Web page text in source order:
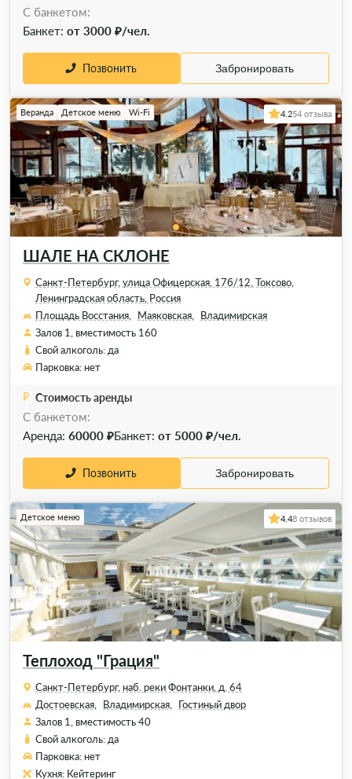
C банкетом:
Банкет: от 3000 ₽/чел.
Позвонить Забронировать
ШАЛЕ НА СКЛОНЕ
Веранда Детское меню Wi-Fi 4.254 отзыва
Санкт-Петербург, улица Офицерская, 17б/12, Токсово,
Ленинградская область, Россия
Площадь Восстания,
Маяковская,
Владимирская
Залов 1, вместимость 160
Свой алкоголь: да
Парковка: нет
Стоимость аренды
C банкетом:
Аренда: 60000 ₽Банкет: от 5000 ₽/чел.
Позвонить Забронировать
Теплоход "Грация"
Детское меню 4.48 отзывов
Санкт-Петербург, наб. реки Фонтанки, д. 64
Достоевская,
Владимирская,
Гостиный двор
Залов 1, вместимость 40
Свой алкоголь: да
Парковка: нет
Кухня: Кейтеринг